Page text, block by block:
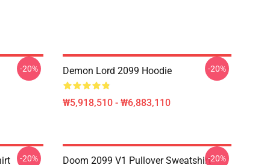
-20% Demon Lord 2099 Hoodie
₩5,918,510 - ₩6,883,110
-20%
-20% Doom 2099 V1 Pullover Sweatshirt-20%